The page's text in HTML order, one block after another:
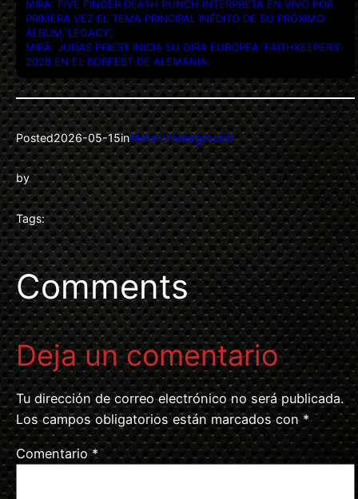
MIRA: FIVE FINGER DEATH PUNCH INTERPRETA EN VIVO POR
PRIMERA VEZ EL TEMA PRINCIPAL INÉDITO DE SU PRÓXIMO
ÁLBUM ‘LEGACY’.
MIRA: JUDAS PRIEST INICIA SU GIRA EUROPEA ‘FAITHKEEPERS’
2026 EN EL BOBFEST DE ALEMANIA.
Posted2026-05-15inMetal Underground
by
Tags:
Comments
Deja un comentario
Tu dirección de correo electrónico no será publicada.
Los campos obligatorios están marcados con *
Comentario*